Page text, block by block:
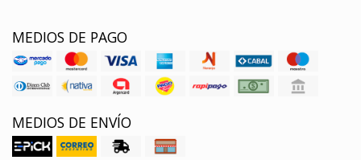
MEDIOS DE PAGO
MEDIOS DE ENVÍO